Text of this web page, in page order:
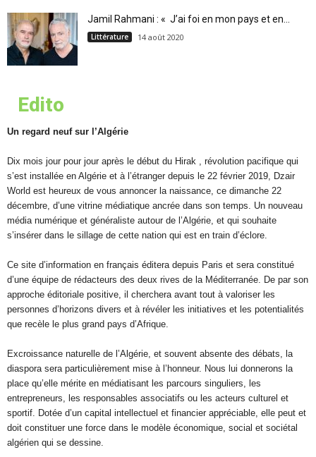
Jamil Rahmani : « J’ai foi en mon pays et en...
Littérature 14 août 2020
Edito
Un regard neuf sur l’Algérie
Dix mois jour pour jour après le début du Hirak , révolution pacifique qui
s’est installée en Algérie et à l’étranger depuis le 22 février 2019, Dzair
World est heureux de vous annoncer la naissance, ce dimanche 22
décembre, d’une vitrine médiatique ancrée dans son temps. Un nouveau
média numérique et généraliste autour de l’Algérie, et qui souhaite
s’insérer dans le sillage de cette nation qui est en train d’éclore.
Ce site d’information en français éditera depuis Paris et sera constitué
d’une équipe de rédacteurs des deux rives de la Méditerranée. De par son
approche éditoriale positive, il cherchera avant tout à valoriser les
personnes d’horizons divers et à révéler les initiatives et les potentialités
que recèle le plus grand pays d’Afrique.
Excroissance naturelle de l’Algérie, et souvent absente des débats, la
diaspora sera particulièrement mise à l’honneur. Nous lui donnerons la
place qu’elle mérite en médiatisant les parcours singuliers, les
entrepreneurs, les responsables associatifs ou les acteurs culturel et
sportif. Dotée d’un capital intellectuel et financier appréciable, elle peut et
doit constituer une force dans le modèle économique, social et sociétal
algérien qui se dessine.